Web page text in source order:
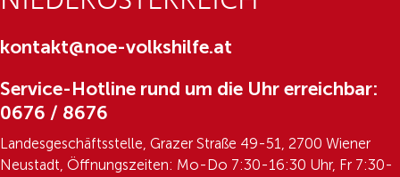
kontakt@noe-volkshilfe.at
Service-Hotline rund um die Uhr erreichbar:
0676 / 8676
Landesgeschäftsstelle, Grazer Straße 49-51, 2700 Wiener
Neustadt, Öffnungszeiten: Mo-Do 7:30-16:30 Uhr, Fr 7:30-